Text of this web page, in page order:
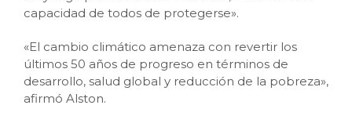
capacidad de todos de protegerse».
«El cambio climático amenaza con revertir los
últimos 50 años de progreso en términos de
desarrollo, salud global y reducción de la pobreza»,
afirmó Alston.